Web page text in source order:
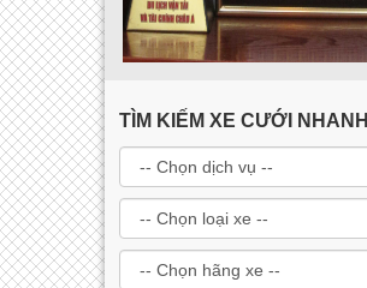
TÌM KIẾM XE CƯỚI NHANH